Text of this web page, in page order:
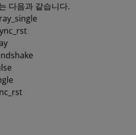
다음과 같습니다.